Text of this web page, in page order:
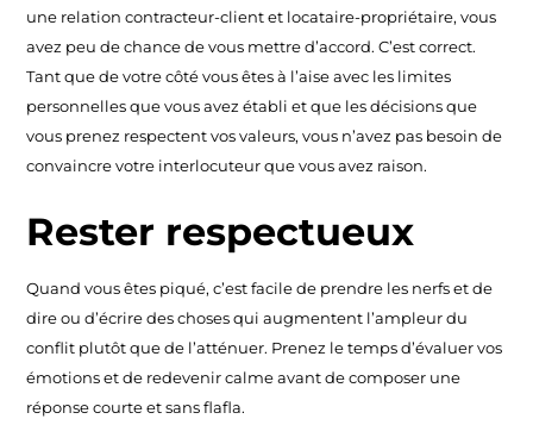
une relation contracteur-client et locataire-propriétaire, vous
avez peu de chance de vous mettre d’accord. C’est correct.
Tant que de votre côté vous êtes à l’aise avec les limites
personnelles que vous avez établi et que les décisions que
vous prenez respectent vos valeurs, vous n’avez pas besoin de
convaincre votre interlocuteur que vous avez raison.
Rester respectueux
Quand vous êtes piqué, c’est facile de prendre les nerfs et de
dire ou d’écrire des choses qui augmentent l’ampleur du
conflit plutôt que de l’atténuer. Prenez le temps d’évaluer vos
émotions et de redevenir calme avant de composer une
réponse courte et sans flafla.